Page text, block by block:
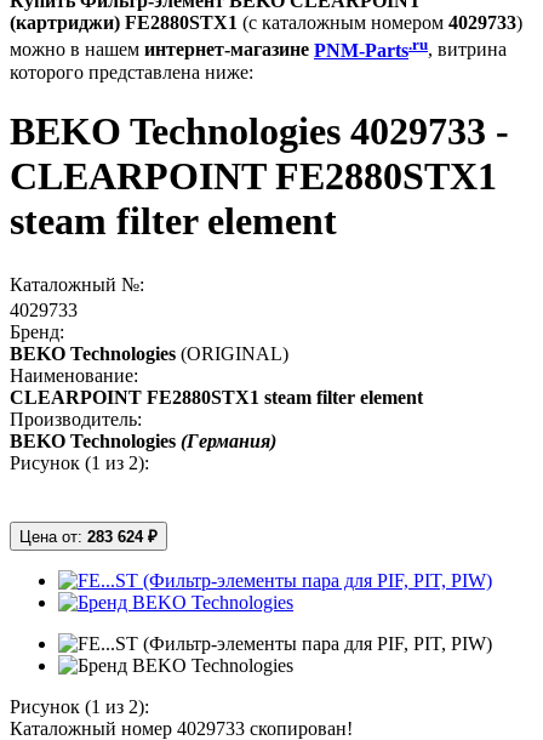
(картриджи) FE2880STX1 (с каталожным номером 4029733)
можно в нашем интернет-магазине PNM-Parts.ru, витрина
которого представлена ниже:
BEKO Technologies 4029733 -
CLEARPOINT FE2880STX1
steam filter element
Каталожный №:
4029733
Бренд:
BEKO Technologies (ORIGINAL)
Наименование:
CLEARPOINT FE2880STX1 steam filter element
Производитель:
BEKO Technologies (Германия)
Рисунок (1 из 2):
Цена от: 283 624 ₽
Рисунок (1 из 2):
Каталожный номер 4029733 скопирован!